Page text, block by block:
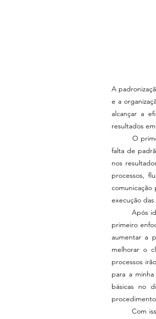
A
e a
alcançar a
resultados
falta de
nos
processos,
execução das
	Após identificar as dores, agora saberemos como iniciar a padronização em sua empresa. O
primeiro
aumentar a
melhorar o
processos
para a
básicas no
	Com isso, a necessidade agora é estudar a fundo os processos, entender como os mesmos